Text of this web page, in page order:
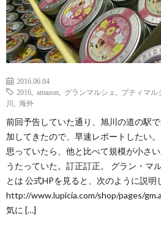
2016.06.04
2016
amazon グランマルシェ プティマル
川
海外
前回予告していた通り、旭川の道の駅
加してきたので、早速レポートしたい
思っていたら、他と比べて規模が小さ
うたっていた。訂正訂正。 グラン・マ
とは 公式HPを見ると、次のように説明
http://www.lupicia.com/shop/pages/
気に […]